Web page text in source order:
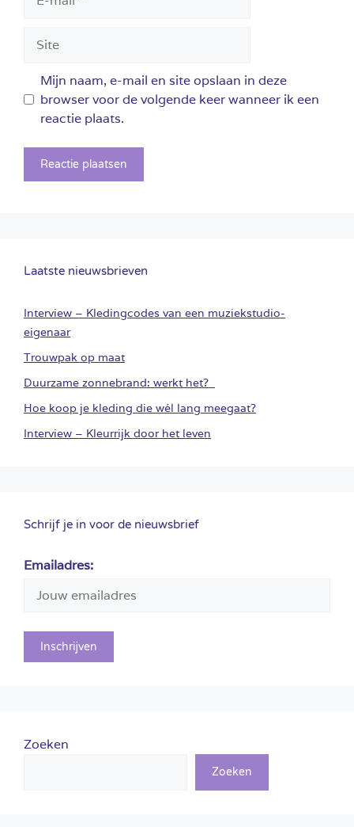
mail
Mijn naam, e-mail en site opslaan in deze
browser voor de volgende keer wanneer ik een
reactie plaats.
Laatste nieuwsbrieven
Interview – Kledingcodes van een muziekstudio-
eigenaar
Trouwpak op maat
Duurzame zonnebrand: werkt het?
Hoe koop je kleding die wél lang meegaat?
Interview – Kleurrijk door het leven
Schrijf je in voor de nieuwsbrief
Emailadres:
Zoeken
Zoeken